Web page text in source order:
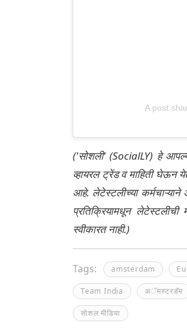
A post
('सोशली' (SocialLY) हे
व्हायरल ट्रेंड व माहिती घेऊन
आहे. लेटेस्टलीच्या कर्मचाऱ्याने
प्रतिक्रियामधून लेटेस्टलीची
स्वीकारत नाही.)
Tags: amsterdam
Team India अॅमस्टरडॅम
सोशल मीडिया